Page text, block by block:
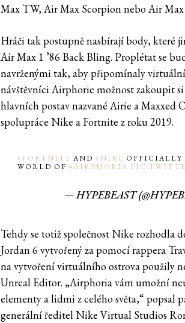
Max TW, Air Max Scorpion nebo Air Max
Hráči tak postupně nasbírají body, které
Air Max 1 ’86 Back Bling. Proplétat se
navrženými tak, aby připomínaly
návštěvníci Airphorie možnost zakoupit
hlavních postav nazvané Airie a Maxxed
spolupráce Nike a Fortnite z roku 2019.
#FORTNITE AND#NIKE OFFICIALLY
WORLD OF#AIRPHORIA
— HYPEBEAST
Tehdy se totiž společnost Nike rozhodla
Jordan 6 vytvořený za pomocí rappera
na vytvoření virtuálního ostrova použily
Unreal Editor. „Airphoria vám umožní
elementy a lidmi z celého světa,“ popsal
generální ředitel Nike Virtual Studios